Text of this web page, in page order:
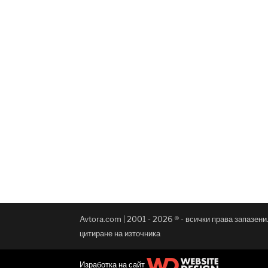
Avtora.com | 2001 - 2026 ® - всички права
цитиране на източника
Изработка на сайт